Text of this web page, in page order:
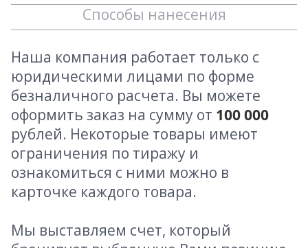
Способы нанесения
Наша компания работает только с
юридическими лицами по форме
безналичного расчета. Вы можете
оформить заказ на сумму от 100 000
рублей. Некоторые товары имеют
ограничения по тиражу и
ознакомиться с ними можно в
карточке каждого товара.
Мы выставляем счет, который